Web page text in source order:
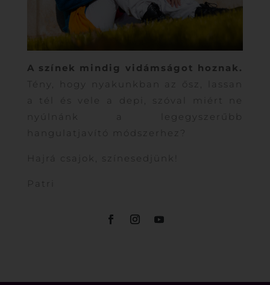
A színek mindig vidámságot hoznak.
Tény, hogy nyakunkban az ősz, lassan
a tél és vele a depi, szóval miért ne
nyúlnánk a legegyszerűbb
hangulatjavító módszerhez?
Hajrá csajok, színesedjünk!
Patri